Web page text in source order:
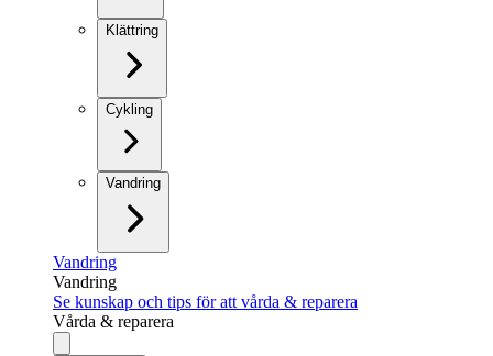
Klättring
Cykling
Vandring
Vandring
Vandring
Se kunskap och tips för att vårda & reparera
Vårda & reparera